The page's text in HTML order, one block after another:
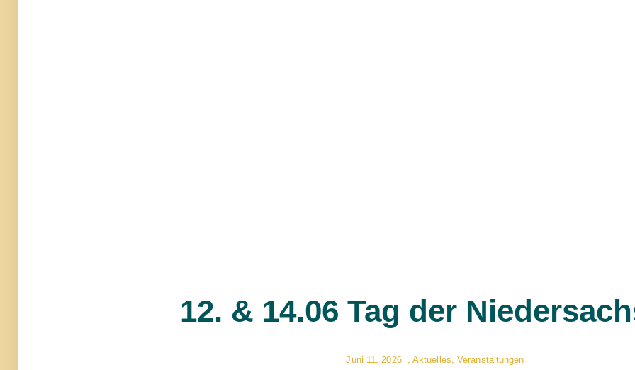
12. & 14.06 Tag der
Juni 11, 2026 , Aktuelles,Veranstaltungen